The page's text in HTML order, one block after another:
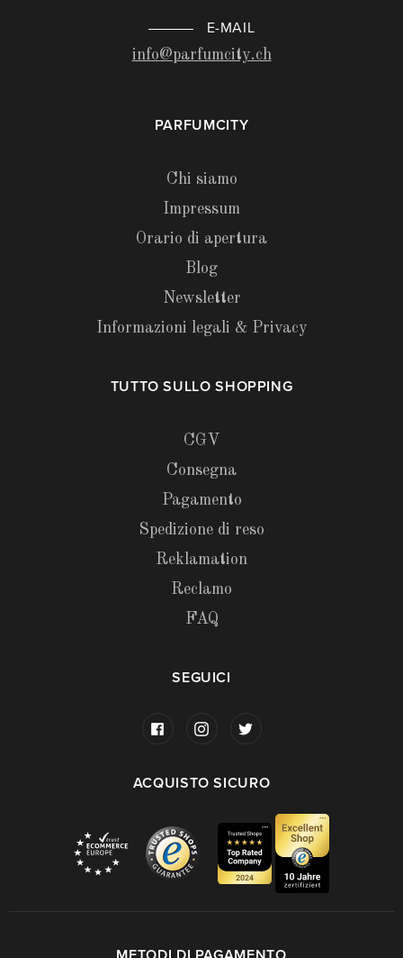
E-MAIL
info@parfumcity.ch
PARFUMCITY
Chi siamo
Impressum
Orario di apertura
Blog
Newsletter
Informazioni legali & Privacy
TUTTO SULLO SHOPPING
CGV
Consegna
Pagamento
Spedizione di reso
Reklamation
Reclamo
FAQ
SEGUICI
ACQUISTO SICURO